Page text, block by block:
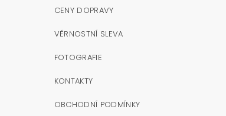
CENY DOPRAVY
VĚRNOSTNÍ SLEVA
FOTOGRAFIE
KONTAKTY
OBCHODNÍ PODMÍNKY